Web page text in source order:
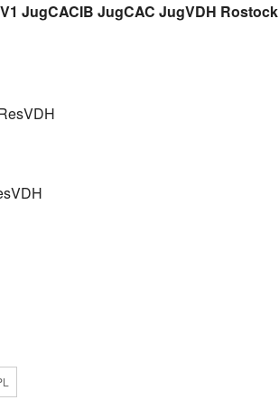
V1 JugCACIB JugCAC JugVDH Rostock